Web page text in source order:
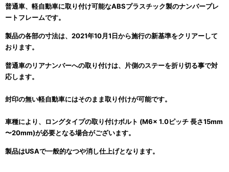
普通車、軽自動車に取り付け可能なABSプラスチック製のナンバープレ
ートフレームです。
製品の各部の寸法は、2021年10月1日から施行の新基準をクリアーして
おります。
普通車のリアナンバーへの取り付けは、片側のステーを折り切る事で対
応します。
封印の無い軽自動車にはそのまま取り付けが可能です。
車種により、ロングタイプの取り付けボルト (M6x 1.0ピッチ 長さ15mm
〜20mm)が必要となる場合がございます。
製品はUSAで一般的なつや消し仕上げとなります。